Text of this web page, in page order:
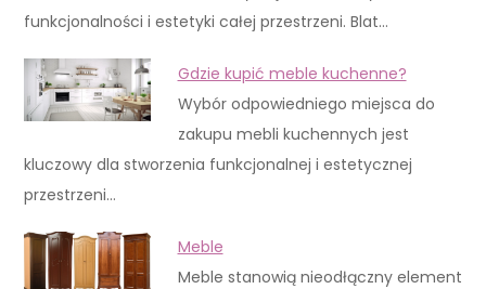
funkcjonalności i estetyki całej przestrzeni. Blat…
Gdzie kupić meble kuchenne?
Wybór odpowiedniego miejsca do
zakupu mebli kuchennych jest
kluczowy dla stworzenia funkcjonalnej i estetycznej
przestrzeni…
Meble
Meble stanowią nieodłączny element